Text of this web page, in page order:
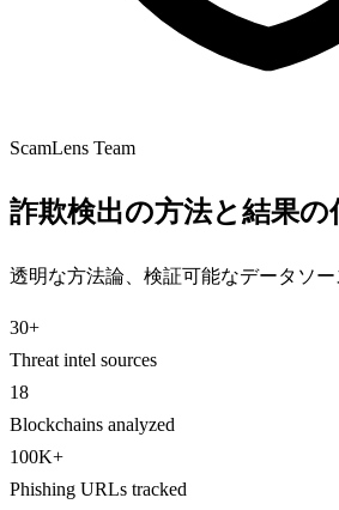
ScamLens Team
詐欺検出の方法と結果の
透明な方法論、検証可能なデータソー
30+
Threat intel sources
18
Blockchains analyzed
100K+
Phishing URLs tracked